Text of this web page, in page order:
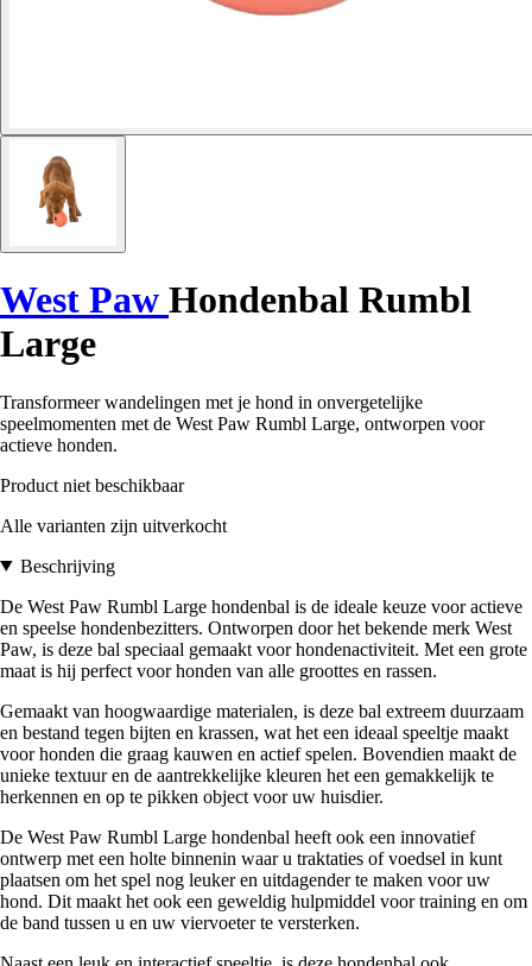
West Paw Hondenbal Rumbl
Large
Transformeer wandelingen met je hond in onvergetelijke
speelmomenten met de West Paw Rumbl Large, ontworpen voor
actieve honden.
Product niet beschikbaar
Alle varianten zijn uitverkocht
Beschrijving
De West Paw Rumbl Large hondenbal is de ideale keuze voor actieve
en speelse hondenbezitters. Ontworpen door het bekende merk West
Paw, is deze bal speciaal gemaakt voor hondenactiviteit. Met een grote
maat is hij perfect voor honden van alle groottes en rassen.
Gemaakt van hoogwaardige materialen, is deze bal extreem duurzaam
en bestand tegen bijten en krassen, wat het een ideaal speeltje maakt
voor honden die graag kauwen en actief spelen. Bovendien maakt de
unieke textuur en de aantrekkelijke kleuren het een gemakkelijk te
herkennen en op te pikken object voor uw huisdier.
De West Paw Rumbl Large hondenbal heeft ook een innovatief
ontwerp met een holte binnenin waar u traktaties of voedsel in kunt
plaatsen om het spel nog leuker en uitdagender te maken voor uw
hond. Dit maakt het ook een geweldig hulpmiddel voor training en om
de band tussen u en uw viervoeter te versterken.